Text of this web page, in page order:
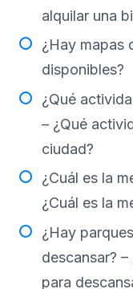
alquilar una
¿Hay mapas
disponibles?
¿Qué
– ¿Qué
ciudad?
¿Cuál es la
¿Cuál es la
¿Hay
descansar?
para